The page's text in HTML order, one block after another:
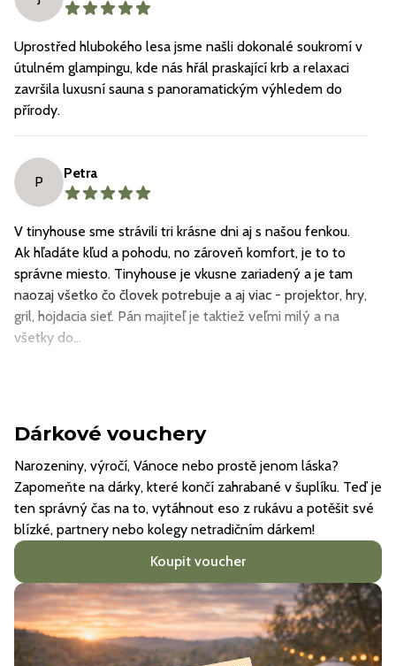
Uprostřed hlubokého lesa jsme našli dokonalé soukromí v
útulném glampingu, kde nás hřál praskající krb a relaxaci
završila luxusní sauna s panoramatickým výhledem do
přírody.
P
Petra
V tinyhouse sme strávili tri krásne dni aj s našou fenkou.
Ak hľadáte kľud a pohodu, no zároveň komfort, je to to
správne miesto. Tinyhouse je vkusne zariadený a je tam
naozaj všetko čo človek potrebuje a aj viac - projektor, hry,
gril, hojdacia sieť. Pán majiteľ je taktiež veľmi milý a na
všetky do...
Načíst další
Dárkové vouchery
Narozeniny, výročí, Vánoce nebo prostě jenom láska?
Zapomeňte na dárky, které končí zahrabané v šuplíku. Teď je
ten správný čas na to, vytáhnout eso z rukávu a potěšit své
blízké, partnery nebo kolegy netradičním dárkem!
Koupit voucher